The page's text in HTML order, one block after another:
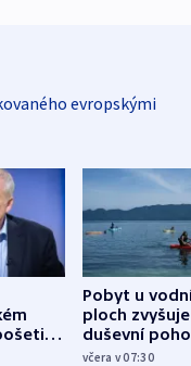
evropskými
Pobyt u
ploch zvyšuje
duševní
ukázala
včera v 07:30